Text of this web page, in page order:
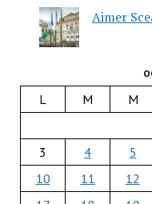
Aimer
L M M
3
4 5
10
11 12